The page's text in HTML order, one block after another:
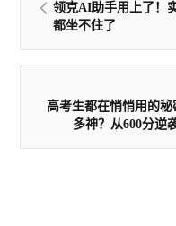
领克AI助手用上了！
都坐不住了
高考生都在悄悄用的
多神？从600分逆